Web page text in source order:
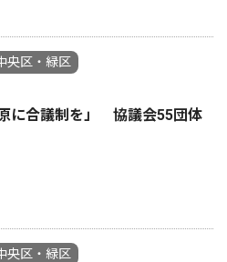
央区・緑区
原に合議制を」 協議会55団体
央区・緑区